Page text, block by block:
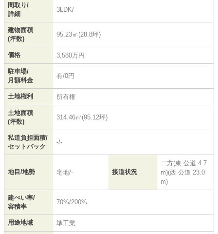
間取り/
詳細
3LDK/
建物面積
(坪数)
95.23㎡(28.8坪)
価格 3,580万円
駐車場/
月額料金
有/0円
土地権利 所有権
土地面積
(坪数)
314.46㎡(95.12坪)
私道負担面積/
セットバック
-/-
地目/地勢 宅地/- 接道状況
二方(東 公道 4.7
m)(西 公道 23.0
m)
建ぺい率/
容積率
70%/200%
用途地域 準工業